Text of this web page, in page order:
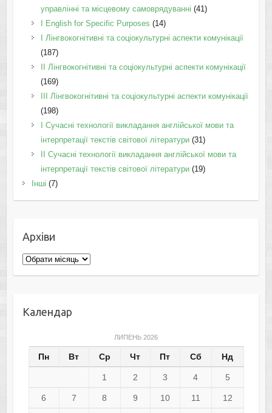
управлінні та місцевому самоврядуванні (41)
І English for Specific Purposes (14)
I Лінгвокогнітивні та соціокультурні аспекти комунікації
(187)
IІ Лінгвокогнітивні та соціокультурні аспекти комунікації
(169)
IІI Лінгвокогнітивні та соціокультурні аспекти комунікації
(198)
I Cучасні технології викладання англійської мови та
інтерпретації текстів світової літератури(31)
II Cучасні технології викладання англійської мови та
інтерпретації текстів світової літератури(19)
Інші (7)
Архіви
Архіви
Календар
ЛИПЕНЬ 2026
Пн Вт Ср Чт Пт Сб Нд
1 2 3 4 5
6 7 8 9 10 11 12